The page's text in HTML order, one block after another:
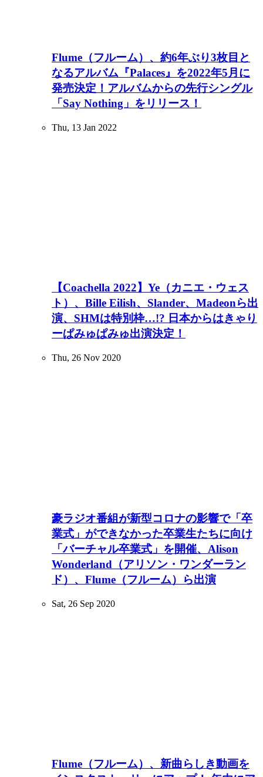
Flume（フルーム）、約6年ぶり3枚目と
なるアルバム『Palaces』を2022年5月に
発売決定！アルバムからの先行シングル
「Say Nothing」をリリース！
Thu, 13 Jan 2022
【Coachella 2022】Ye（カニエ・ウェス
ト）、Bille Eilish、Slander、Madeonら出
演、SHMは特別枠…!? 日本からはきゃり
ーぱみゅぱみゅ出演決定！
Thu, 26 Nov 2020
豪ラジオ番組が新型コロナの影響で「卒
業式」ができなかった卒業生たちに向け
「バーチャル卒業式」を開催、Alison
Wonderland（アリソン・ワンダーラン
ド）、Flume（フルーム）ら出演
Sat, 26 Sep 2020
Flume（フルーム）、新曲らしき動画を